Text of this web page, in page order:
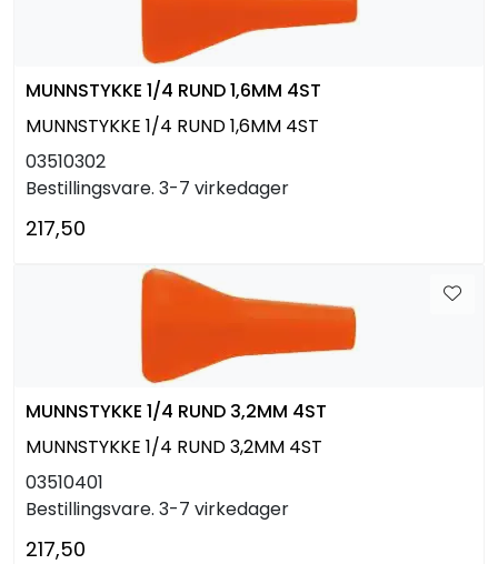
MUNNSTYKKE 1/4 RUND 1,6MM 4ST
MUNNSTYKKE 1/4 RUND 1,6MM 4ST
03510302
Bestillingsvare. 3-7 virkedager
217,50
MUNNSTYKKE 1/4 RUND 3,2MM 4ST
MUNNSTYKKE 1/4 RUND 3,2MM 4ST
03510401
Bestillingsvare. 3-7 virkedager
217,50